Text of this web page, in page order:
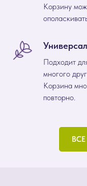
Корзину
Подходит
многого
Корзина
повторно.